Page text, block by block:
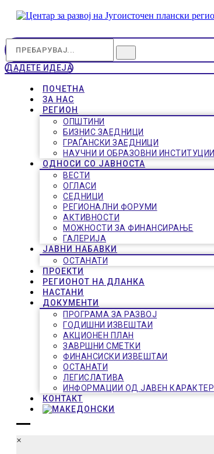
ДАДЕТЕ ИДЕЈА
ПОЧЕТНА
ЗА НАС
РЕГИОН
ОПШТИНИ
БИЗНИС ЗАЕДНИЦИ
ГРАЃАНСКИ ЗАЕДНИЦИ
НАУЧНИ И ОБРАЗОВНИ ИНСТИТУЦИИ
ОДНОСИ СО ЈАВНОСТА
ВЕСТИ
ОГЛАСИ
СЕДНИЦИ
РЕГИОНАЛНИ ФОРУМИ
АКТИВНОСТИ
МОЖНОСТИ ЗА ФИНАНСИРАЊЕ
ГАЛЕРИЈА
ЈАВНИ НАБАВКИ
ОСТАНАТИ
ПРОЕКТИ
РЕГИОНОТ НА ДЛАНКА
НАСТАНИ
ДОКУМЕНТИ
ПРОГРАМА ЗА РАЗВОЈ
ГОДИШНИ ИЗВЕШТАИ
АКЦИОНЕН ПЛАН
ЗАВРШНИ СМЕТКИ
ФИНАНСИСКИ ИЗВЕШТАИ
ОСТАНАТИ
ЛЕГИСЛАТИВА
ИНФОРМАЦИИ ОД ЈАВЕН КАРАКТЕР
КОНТАКТ
×